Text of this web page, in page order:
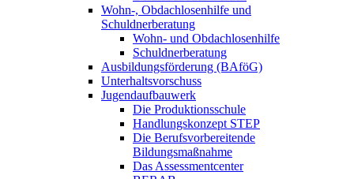
Wohn-, Obdachlosenhilfe und
Schuldnerberatung
Wohn- und Obdachlosenhilfe
Schuldnerberatung
Ausbildungsförderung (BAföG)
Unterhaltsvorschuss
Jugendaufbauwerk
Die Produktionsschule
Handlungskonzept STEP
Die Berufsvorbereitende
Bildungsmaßnahme
Das Assessmentcenter